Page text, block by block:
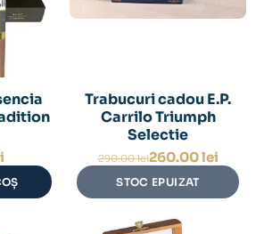
Trabucuri cadou E.P.
Carrilo Triumph
Selectie
290.00lei
Prețul
a
fost:
290.00 lei.
260.00lei
Prețul
este:
260.00 lei.
STOC EPUIZAT